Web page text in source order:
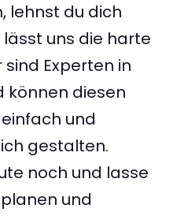
lehnst du dich
uns die harte
Experten in
können diesen
und
gestalten.
noch und lasse
und